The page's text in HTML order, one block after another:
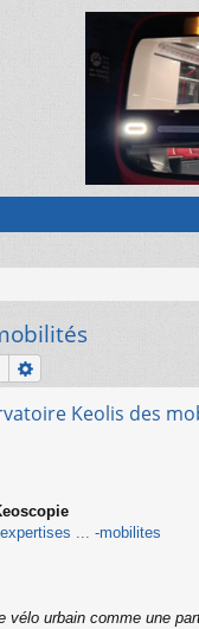
Keolis des
... -mobilites
vélo urbain comme une